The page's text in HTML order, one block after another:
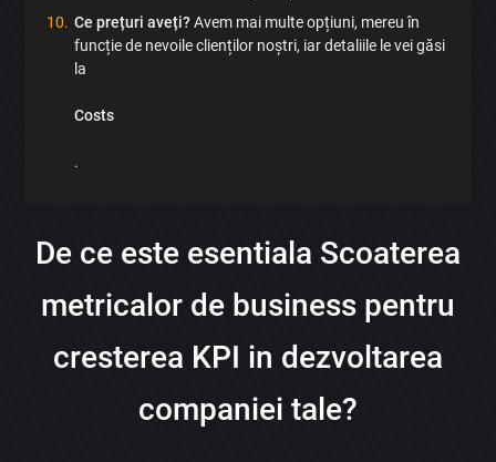
Ce prețuri aveți?Avem mai multe opțiuni, mereu în
funcție de nevoile clienților noștri, iar detaliile le vei găsi
la
Costs
.
De ce este esentiala Scoaterea
metricalor de business pentru
cresterea KPI in dezvoltarea
companiei tale?